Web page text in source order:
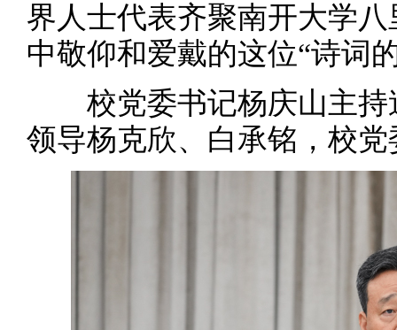
界人士代表齐聚南开大学
中敬仰和爱戴的这位“诗词
校党委书记杨庆山主持
领导杨克欣、白承铭，校